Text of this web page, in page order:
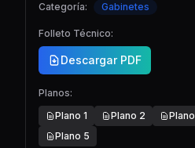
Categoría: Gabinetes
Folleto Técnico:
Descargar PDF
Planos:
Plano 1 Plano 2 Plano
Plano 5